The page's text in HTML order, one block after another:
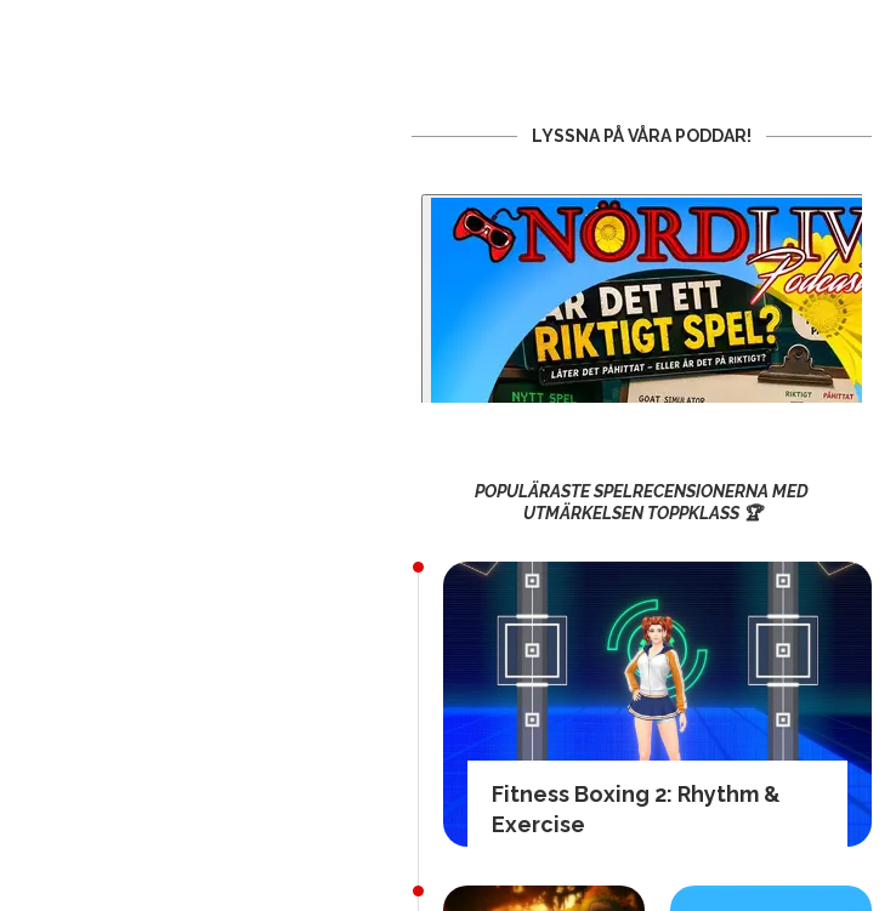
LYSSNA PÅ VÅRA PODDAR!
POPULÄRASTE SPELRECENSIONERNA MED
UTMÄRKELSEN TOPPKLASS 🏆
Fitness Boxing 2: Rhythm &
Exercise